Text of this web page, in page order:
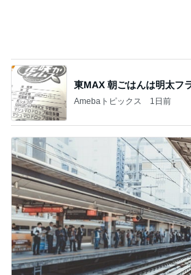
娘の帰省が楽しみでもツライ別れ
Amebaトピックス 2日前
記事を読む
完売で食べれず残念だっ